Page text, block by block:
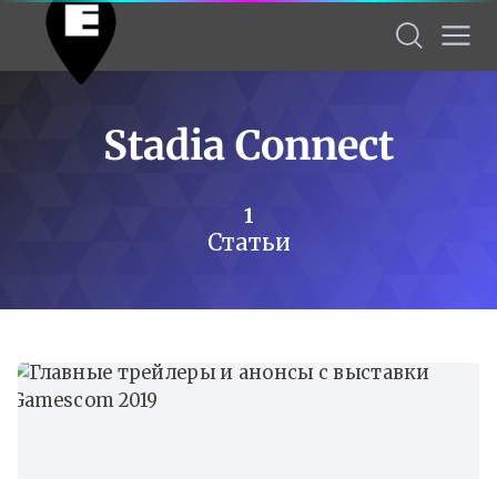
Stadia Connect
1
Статьи